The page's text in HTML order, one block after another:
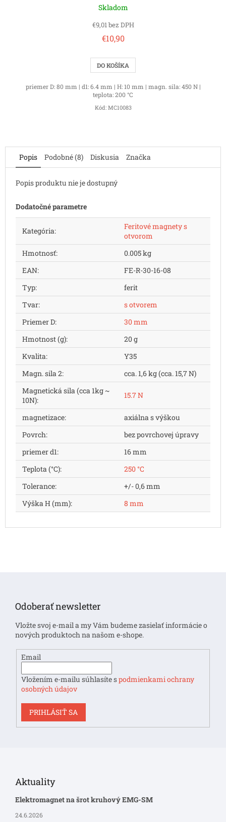
Skladom
€9,01 bez DPH
€10,90
DO KOŠÍKA
priemer D: 80 mm | d1: 6.4 mm | H: 10 mm | magn. sila: 450 N |
teplota: 200 °C
Kód: MC10083
Popis Podobné (8) Diskusia Značka
Popis produktu nie je dostupný
Dodatočné parametre
Kategória:
Feritové magnety s
otvorom
Hmotnosť:
0.005 kg
EAN:
FE-R-30-16-08
Typ:
ferit
Tvar:
s otvorem
Priemer D:
30 mm
Hmotnost (g):
20 g
Kvalita:
Y35
Magn. sila 2:
cca. 1,6 kg (cca. 15,7 N)
Magnetická sila (cca 1kg ~
10N):
15.7 N
magnetizace:
axiálna s výškou
Povrch:
bez povrchovej úpravy
priemer d1:
16 mm
Teplota (°C):
250 °C
Tolerance:
+/- 0,6 mm
Výška H (mm): 8 mm
Odoberať newsletter
Vložte svoj e-mail a my Vám budeme zasielať informácie o
nových produktoch na našom e-shope.
Email
Vložením e-mailu súhlasíte spodmienkami ochrany
osobných údajov
PRIHLÁSIŤ SA
Aktuality
Elektromagnet na šrot kruhový EMG-SM
24.6.2026